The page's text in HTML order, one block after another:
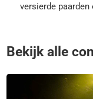
versierde paarden
Bekijk alle